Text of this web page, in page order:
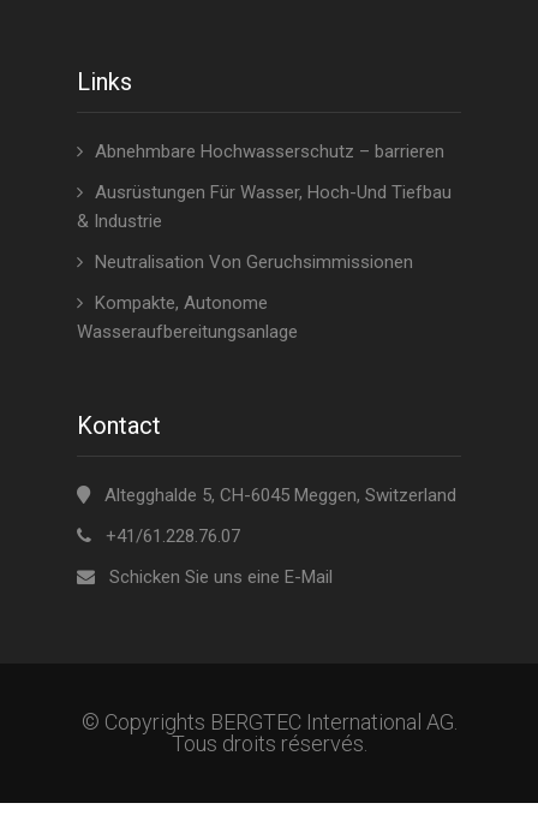
Links
Abnehmbare Hochwasserschutz – barrieren
Ausrüstungen Für Wasser, Hoch-Und Tiefbau
& Industrie
Neutralisation Von Geruchsimmissionen
Kompakte, Autonome
Wasseraufbereitungsanlage
Kontact
Altegghalde 5, CH-6045 Meggen, Switzerland
+41/61.228.76.07
Schicken Sie uns eine E-Mail
© Copyrights BERGTEC International AG.
Tous droits réservés.